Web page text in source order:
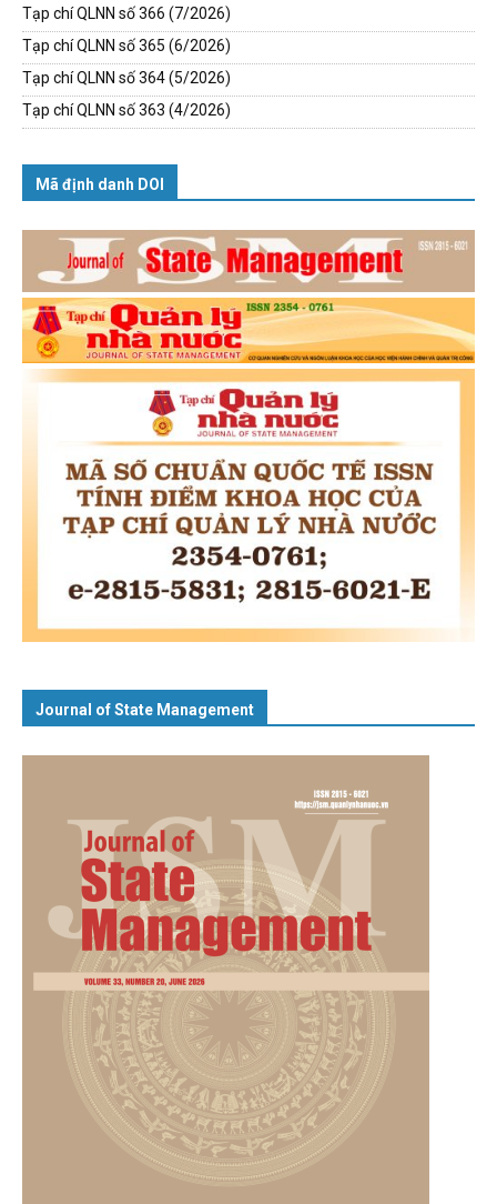
Tạp chí QLNN số 366 (7/2026)
Tạp chí QLNN số 365 (6/2026)
Tạp chí QLNN số 364 (5/2026)
Tạp chí QLNN số 363 (4/2026)
Mã định danh DOI
Journal of State Management